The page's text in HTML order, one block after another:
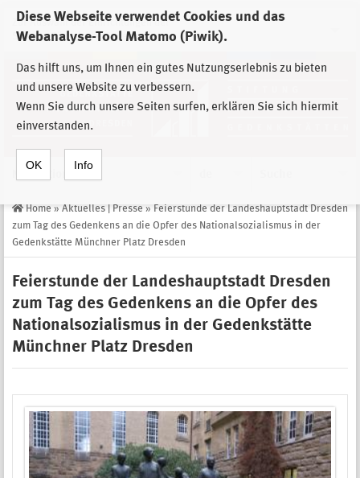
Diese Webseite verwendet Cookies und das
Webanalyse-Tool Matomo (Piwik).
Das hilft uns, um Ihnen ein gutes Nutzungserlebnis zu bieten
und unsere Website zu verbessern.
Wenn Sie durch unsere Seiten surfen, erklären Sie sich hiermit
einverstanden.
OK Info
Zur Auswahl der Einrichtungen der
Stiftung Sächsische Gedenkstätten
Home » Aktuelles | Presse » Feierstunde der Landeshauptstadt Dresden
zum Tag des Gedenkens an die Opfer des Nationalsozialismus in der
Gedenkstätte Münchner Platz Dresden
Feierstunde der Landeshauptstadt Dresden
zum Tag des Gedenkens an die Opfer des
Nationalsozialismus in der Gedenkstätte
Münchner Platz Dresden